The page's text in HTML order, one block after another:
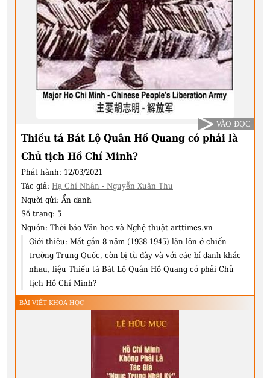
Thiếu tá Bát Lộ Quân Hồ Quang có phải là
Chủ tịch Hồ Chí Minh?
Phát hành: 12/03/2021
Tác giả: Hạ Chí Nhân - Nguyễn Xuân Thu
Người gửi: Ẩn danh
Số trang: 5
Nguồn: Thời báo Văn học và Nghệ thuật arttimes.vn
Giới thiệu: Mất gần 8 năm (1938-1945) lăn lộn ở chiến
trường Trung Quốc, còn bị tù đày và với các bí danh khác
nhau, liệu Thiếu tá Bát Lộ Quân Hồ Quang có phải Chủ
tịch Hồ Chí Minh?
VÀO ĐỌC
BÀI VIẾT KHOA HỌC